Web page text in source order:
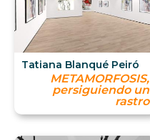
Tatiana Blanqué Peiró
METAMORFOSIS,
persiguiendo un
rastro